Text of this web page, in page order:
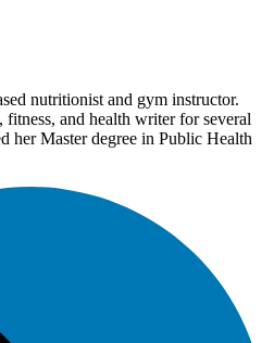
nutritionist and gym instructor.
fitness, and health writer for several
her Master degree in Public Health